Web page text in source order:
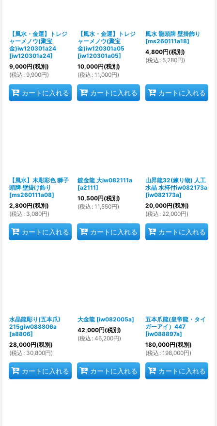
【風水・金運】トレジ
ャーメノウ(聚宝
金)iw120301a24
[iw120301a24]
9,000円(税別)
(税込 : 9,900円)
カートに入れる
【風水・金運】トレジ
ャーメノウ(聚宝
金)iw120301a05
[iw120301a05]
10,000円(税別)
(税込 : 11,000円)
カートに入れる
風水 龍頭牌 壁掛飾り
[ms260111a18]
4,800円(税別)
(税込 : 5,280円)
カートに入れる
【風水】木彫彩色 獅子
頭牌 壁掛け飾り
[ms260111a08]
2,800円(税別)
(税込 : 3,080円)
カートに入れる
鍍金龍 大iw082111a
[a2111]
10,500円(税別)
(税込 : 11,550円)
カートに入れる
山昇龍32(練り物) 人工
水晶 水杯付iw082173a
[iw082173a]
20,000円(税別)
(税込 : 22,000円)
カートに入れる
水晶龍彫り(五本爪)
215giw088806a
[a8806]
28,000円(税別)
(税込 : 30,800円)
カートに入れる
大金龍 [iw082005a]
42,000円(税別)
(税込 : 46,200円)
カートに入れる
五本爪龍(皇帝龍・タイ
ガーアイ）447
[iw088897a]
180,000円(税別)
(税込 : 198,000円)
カートに入れる